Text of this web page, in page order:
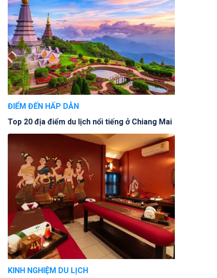
ĐIỂM ĐẾN HẤP DẪN
Top 20 địa điểm du lịch nổi tiếng ở Chiang Mai
KINH NGHIỆM DU LỊCH